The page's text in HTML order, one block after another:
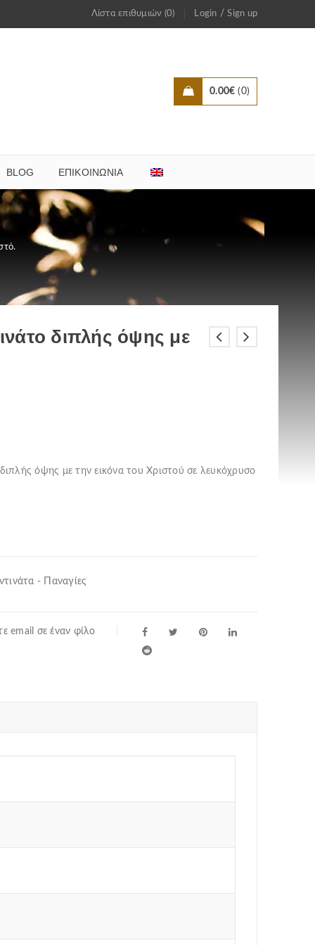
Λίστα επιθυμιών (0) Login /Sign up
0.00€ 0
BLOG ΕΠΙΚΟΙΝΩΝΊΑ
διπλής όψης με
όψης με την εικόνα του Χριστού σε λευκόχρυσο
- Παναγίες
email σε έναν φίλο